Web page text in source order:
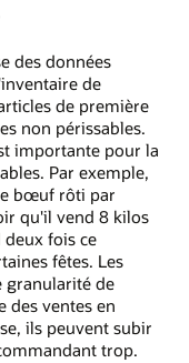
des données
de
de première
non périssables.
importante pour la
Par exemple,
bœuf rôti par
qu'il vend 8 kilos
fois ce
fêtes. Les
granularité de
des ventes en
ils peuvent subir
trop.